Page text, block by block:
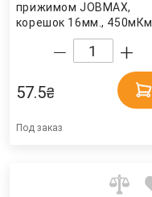
прижимом JOBMAX,
корешок 16мм., 450мКм
пластик, до 120 лист.,
черн. BuroMax
57.5₴
Под заказ